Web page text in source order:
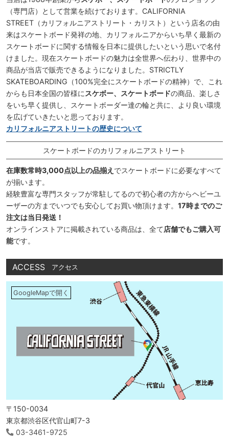
（専門店）として営業を続けております。CALIFORNIA
STREET（カリフォルニアストリート・カリスト）という店名の由
来はスケートボード発祥の地、カリフォルニアからいち早く最新の
スケートボードに関する情報を日本に提供したいという思いで名付
けました。現在スケートボードの魅力は全世界へ伝わり、世界中の
商品が当店で販売できるようになりました。STRICTLY
SKATEBOARDING（100%完全にスケートボードの精神）で、これ
からも日本全国の皆様に スケボー、スケートボードの商品、楽しさ
をいち早く提供し、スケートボーダー達の輪と共に、より良い環境
を広げていきたいと思っております。
カリフォルニアストリートの歴史について
スケートボードのカリフォルニアストリート
在庫数常時3,000点以上の品揃え でスケートボードに必要なすべて
が揃います。
経験豊富な専門スタッフが常駐してるので初心者の方からヘビーユ
ーザーの方までいつでも安心してお買い物頂けます。 17時までのご
注文は当日発送！
オンラインストアに掲載されている商品は、全て店舗でもご購入可
能です。
ACCESS アクセス
GoogleMapで開く
〒150-0034
東京都渋谷区代官山町7-3
03-3461-9725